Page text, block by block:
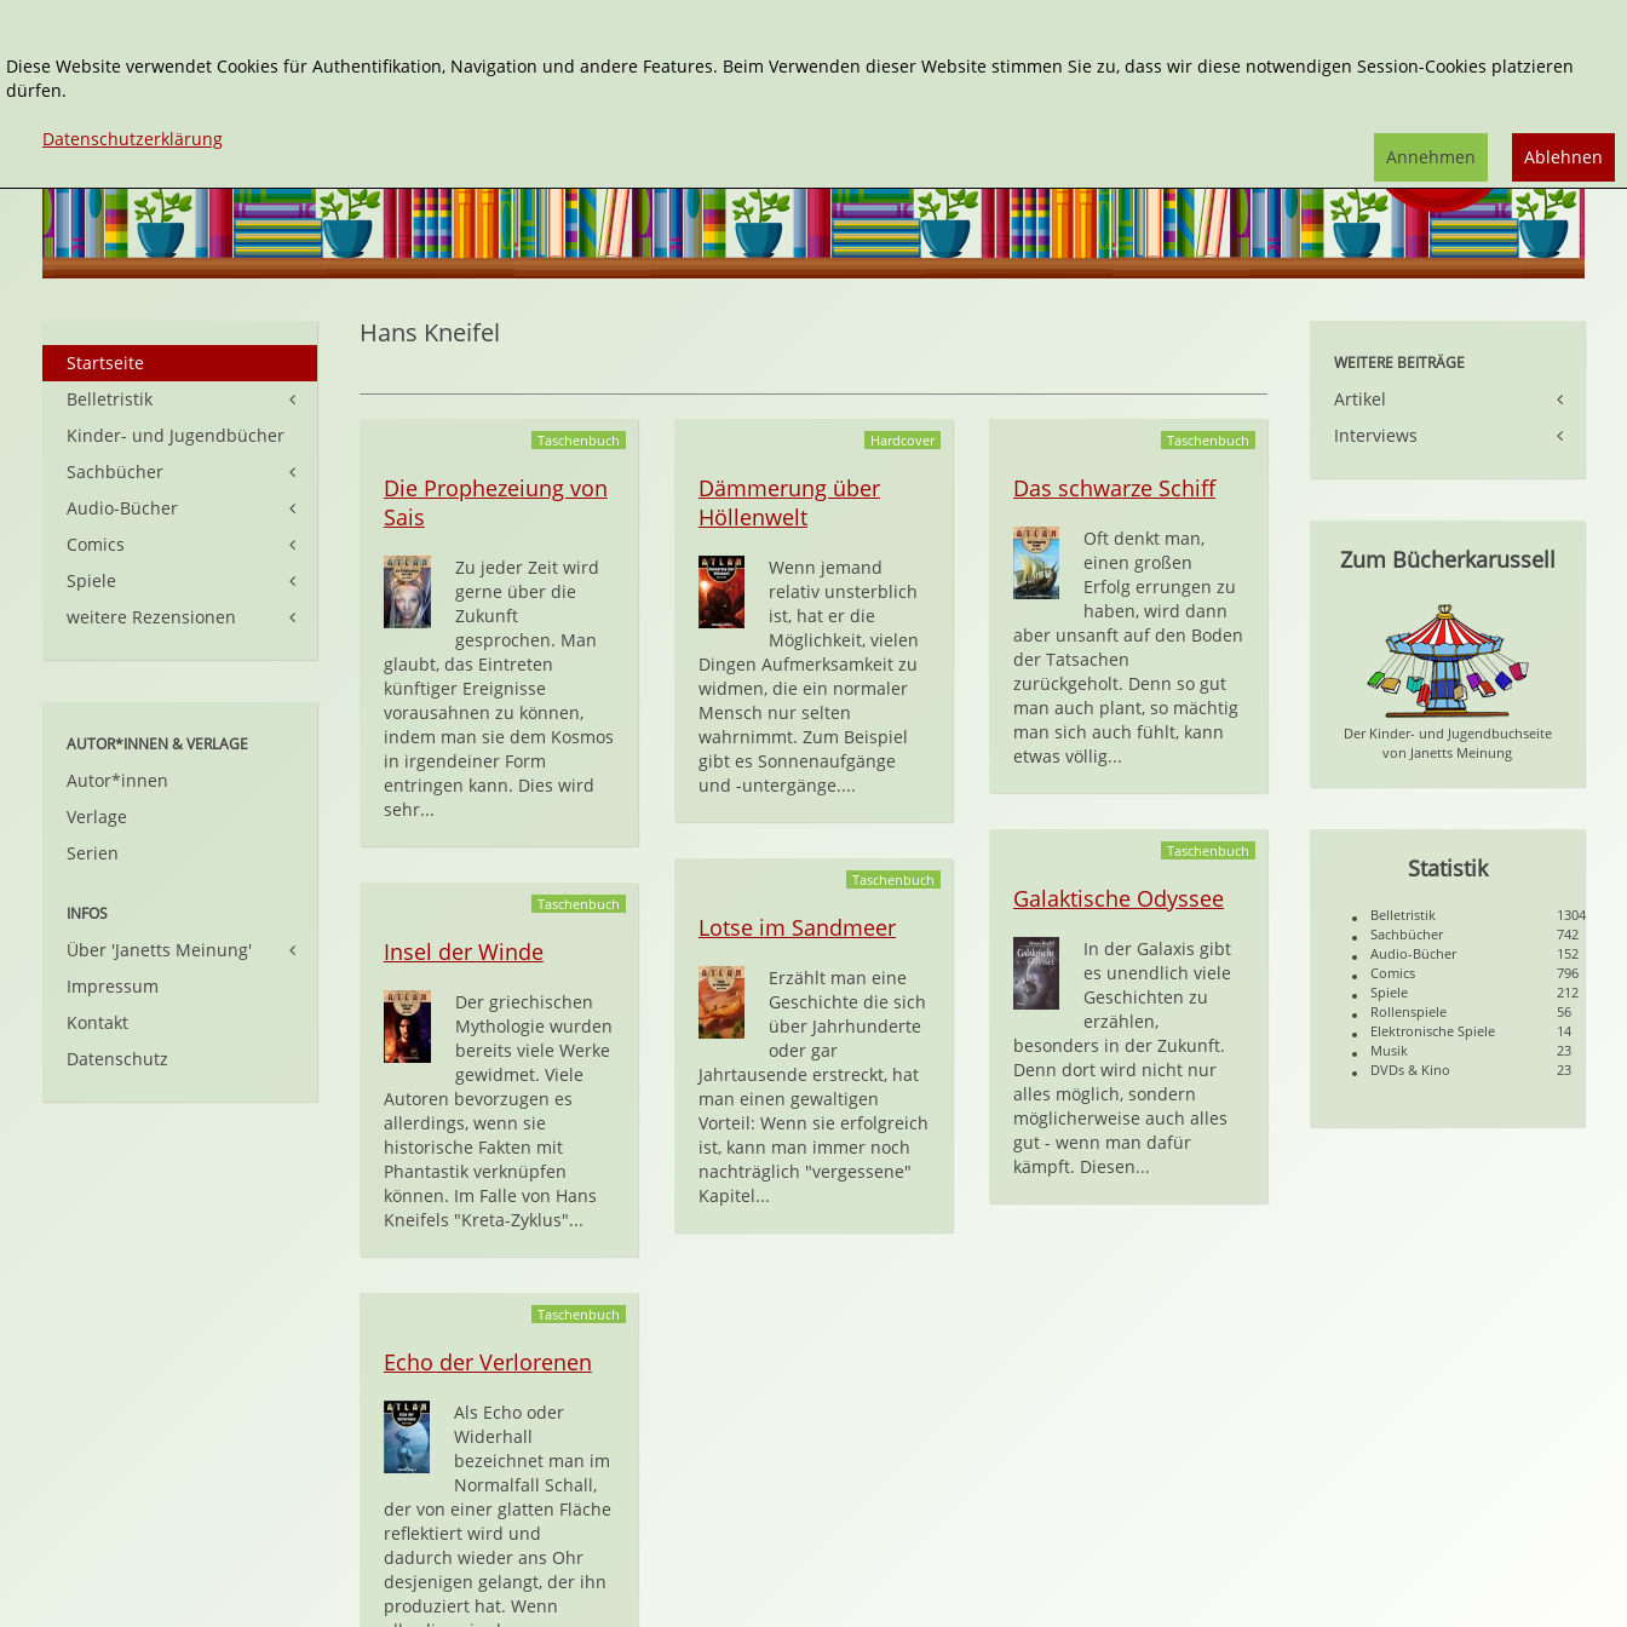
Hans Kneifel
Taschenbuch
Die Prophezeiung von
Sais
Zu jeder Zeit wird
gerne über die
Zukunft
gesprochen. Man
glaubt, das Eintreten
künftiger Ereignisse
vorausahnen zu können,
indem man sie dem Kosmos
in irgendeiner Form
entringen kann. Dies wird
sehr...
Hardcover
Dämmerung über
Höllenwelt
Wenn jemand
relativ unsterblich
ist, hat er die
Möglichkeit, vielen
Dingen Aufmerksamkeit zu
widmen, die ein normaler
Mensch nur selten
wahrnimmt. Zum Beispiel
gibt es Sonnenaufgänge
und -untergänge....
Taschenbuch
Das schwarze Schiff
Oft denkt man,
einen großen
Erfolg errungen zu
haben, wird dann
aber unsanft auf den Boden
der Tatsachen
zurückgeholt. Denn so gut
man auch plant, so mächtig
man sich auch fühlt, kann
etwas völlig...
Taschenbuch
Insel der Winde
Der griechischen
Mythologie wurden
bereits viele Werke
gewidmet. Viele
Autoren bevorzugen es
allerdings, wenn sie
historische Fakten mit
Phantastik verknüpfen
können. Im Falle von Hans
Kneifels "Kreta-Zyklus"...
Taschenbuch
Lotse im Sandmeer
Erzählt man eine
Geschichte die sich
über Jahrhunderte
oder gar
Jahrtausende erstreckt, hat
man einen gewaltigen
Vorteil: Wenn sie erfolgreich
ist, kann man immer noch
nachträglich "vergessene"
Kapitel...
Taschenbuch
Galaktische Odyssee
In der Galaxis gibt
es unendlich viele
Geschichten zu
erzählen,
besonders in der Zukunft.
Denn dort wird nicht nur
alles möglich, sondern
möglicherweise auch alles
gut - wenn man dafür
kämpft. Diesen...
Taschenbuch
Echo der Verlorenen
Als Echo oder
Widerhall
bezeichnet man im
Normalfall Schall,
der von einer glatten Fläche
reflektiert wird und
dadurch wieder ans Ohr
desjenigen gelangt, der ihn
produziert hat. Wenn
Startseite
Belletristik
Kinder- und Jugendbücher
Sachbücher
Audio-Bücher
Comics
Spiele
weitere Rezensionen
AUTOR*INNEN & VERLAGE
Autor*innen
Verlage
Serien
INFOS
Über 'Janetts Meinung'
Impressum
Kontakt
Datenschutz
WEITERE BEITRÄGE
Artikel
Interviews
Zum Bücherkarussell
Der Kinder- und Jugendbuchseite
von Janetts Meinung
Statistik
Belletristik
1304
Sachbücher
742
Audio-Bücher
152
Comics
796
Spiele
212
Rollenspiele
56
Elektronische Spiele
14
Musik
23
DVDs & Kino
23
Diese Website verwendet Cookies für Authentifikation, Navigation und andere Features. Beim Verwenden dieser Website stimmen Sie zu, dass wir diese notwendigen Session-Cookies platzieren
dürfen.
Datenschutzerklärung
Ablehnen
Annehmen